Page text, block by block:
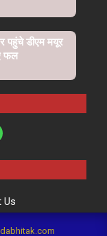
पहुंचे डीएम मयूर
फल
Us